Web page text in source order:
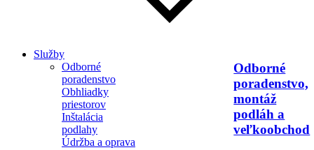
Služby
Odborné
poradenstvo
Obhliadky
priestorov
Inštalácia
podlahy
Údržba a oprava
Odborné
poradenstvo,
montáž
podláh a
veľkoobchod